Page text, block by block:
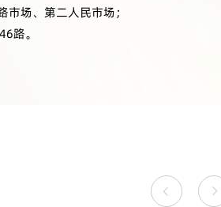
场、第二人民市场；
路。